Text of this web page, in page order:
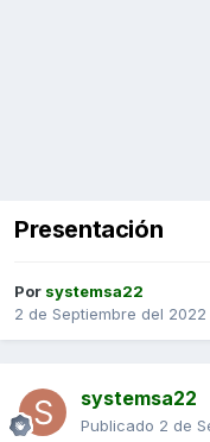
Presentación
Por systemsa22
2 de Septiembre del 2022
systemsa22
Publicado 2 de